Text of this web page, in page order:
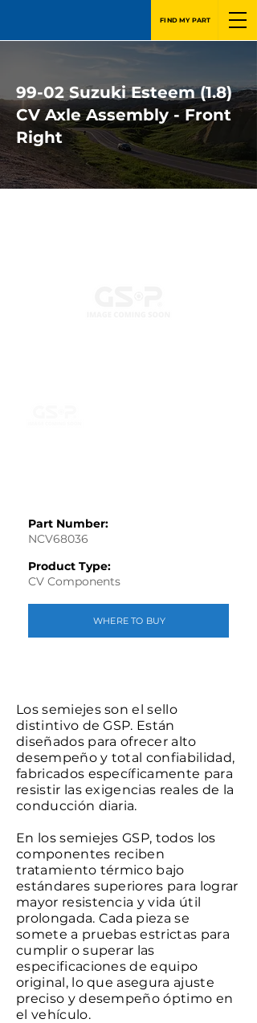
FIND MY PART
99-02 Suzuki Esteem (1.8)
CV Axle Assembly - Front
Right
Part Number:
NCV68036
Product Type:
CV Components
WHERE TO BUY
Los semiejes son el sello
distintivo de GSP. Están
diseñados para ofrecer alto
desempeño y total confiabilidad,
fabricados específicamente para
resistir las exigencias reales de la
conducción diaria.
En los semiejes GSP, todos los
componentes reciben
tratamiento térmico bajo
estándares superiores para lograr
mayor resistencia y vida útil
prolongada. Cada pieza se
somete a pruebas estrictas para
cumplir o superar las
especificaciones de equipo
original, lo que asegura ajuste
preciso y desempeño óptimo en
el vehículo.